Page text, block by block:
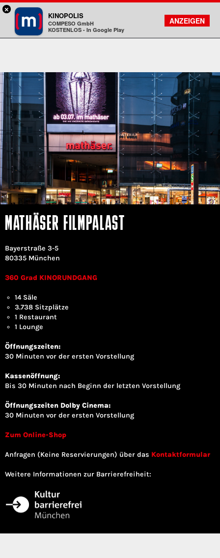
Kinopolis
FILMSUCHE
KONTO
MATHÄSER FILMPALAST
Bayerstraße 3-5
80335 München
360 Grad KINORUNDGANG
14 Säle
3.738 Sitzplätze
1 Restaurant
1 Lounge
Öffnungszeiten:
30 Minuten vor der ersten Vorstellung
Kassenöffnung:
Bis 30 Minuten nach Beginn der letzten Vorstellung
Öffnungszeiten Dolby Cinema:
30 Minuten vor der ersten Vorstellung
Zum Online-Shop
Anfragen (Keine Reservierungen) über das Kontaktformular
Weitere Informationen zur Barrierefreiheit:
×
KINOPOLIS
COMPESO GmbH
KOSTENLOS - In Google Play
ANZEIGEN